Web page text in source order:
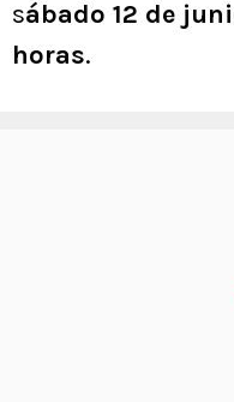
sábado 12 de
horas.